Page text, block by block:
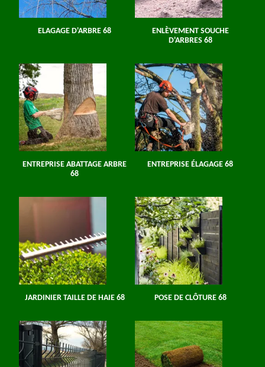
ELAGAGE D'ARBRE 68
ENLÈVEMENT SOUCHE
D'ARBRES 68
ENTREPRISE ABATTAGE ARBRE
68
ENTREPRISE ÉLAGAGE 68
JARDINIER TAILLE DE HAIE 68 POSE DE CLÔTURE 68